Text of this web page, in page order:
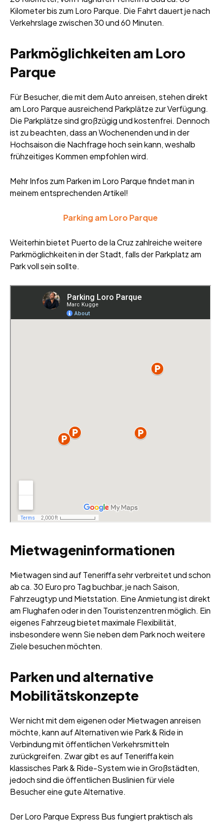
Kilometer bis zum Loro Parque. Die Fahrt dauert je nach
Verkehrslage zwischen 30 und 60 Minuten.
Parkmöglichkeiten am Loro
Parque
Für Besucher, die mit dem Auto anreisen, stehen direkt
am Loro Parque ausreichend Parkplätze zur Verfügung.
Die Parkplätze sind großzügig und kostenfrei. Dennoch
ist zu beachten, dass an Wochenenden und in der
Hochsaison die Nachfrage hoch sein kann, weshalb
frühzeitiges Kommen empfohlen wird.
Mehr Infos zum Parken im Loro Parque findet man in
meinem entsprechenden Artikel!
Parking am Loro Parque
Weiterhin bietet Puerto de la Cruz zahlreiche weitere
Parkmöglichkeiten in der Stadt, falls der Parkplatz am
Park voll sein sollte.
Mietwageninformationen
Mietwagen sind auf Teneriffa sehr verbreitet und schon
ab ca. 30 Euro pro Tag buchbar, je nach Saison,
Fahrzeugtyp und Mietstation. Eine Anmietung ist direkt
am Flughafen oder in den Touristenzentren möglich. Ein
eigenes Fahrzeug bietet maximale Flexibilität,
insbesondere wenn Sie neben dem Park noch weitere
Ziele besuchen möchten.
Parken und alternative
Mobilitätskonzepte
Wer nicht mit dem eigenen oder Mietwagen anreisen
möchte, kann auf Alternativen wie Park & Ride in
Verbindung mit öffentlichen Verkehrsmitteln
zurückgreifen. Zwar gibt es auf Teneriffa kein
klassisches Park & Ride-System wie in Großstädten,
jedoch sind die öffentlichen Buslinien für viele
Besucher eine gute Alternative.
Der Loro Parque Express Bus fungiert praktisch als